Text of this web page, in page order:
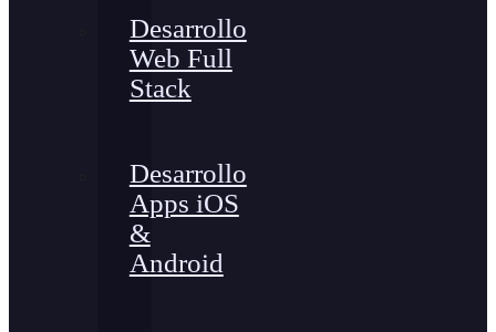
Desarrollo
Web Full
Stack
Desarrollo
Apps iOS
&
Android